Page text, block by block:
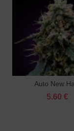
Auto New
feminizirano
5.60 €